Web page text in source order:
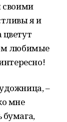
своими
я и
любимые
–
мне
бумага,